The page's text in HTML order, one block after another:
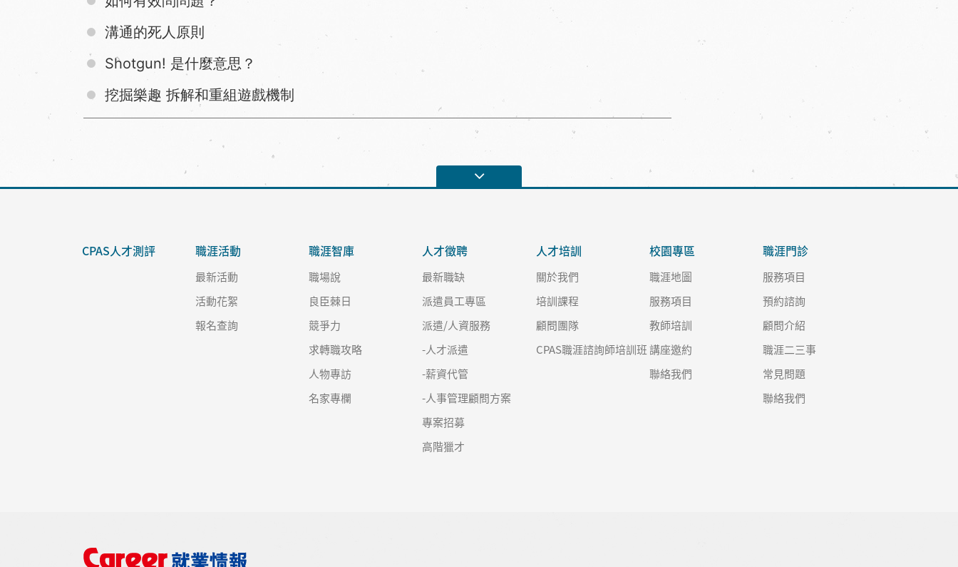
溝通的死人原則
Shotgun! 是什麼意思？
挖掘樂趣 拆解和重組遊戲機制
CPAS人才測評 職涯活動
最新活動
活動花絮
報名查詢
職涯智庫
職場說
良臣棘日
競爭力
求轉職攻略
人物專訪
名家專欄
人才徵聘
最新職缺
派遣員工專區
派遣/人資服務
-人才派遣
-薪資代管
-人事管理顧問方案
專案招募
高階獵才
人才培訓
關於我們
培訓課程
顧問團隊
CPAS職涯諮詢師培訓班
校園專區
職涯地圖
服務項目
教師培訓
講座邀約
聯絡我們
職涯門診
服務項目
預約諮詢
顧問介紹
職涯二三事
常見問題
聯絡我們